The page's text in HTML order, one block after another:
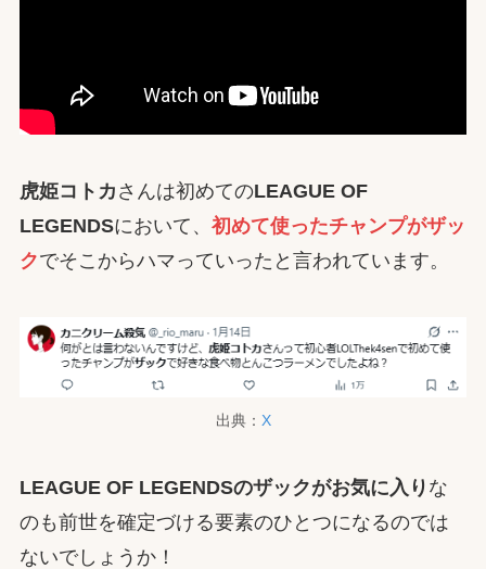
虎姫コトカ さんは初めてのLEAGUE OF
LEGENDSにおいて、 初めて使ったチャンプがザッ
クでそこからハマっていったと言われています。
出典： X
LEAGUE OF LEGENDSのザックがお気に入り な
のも前世を確定づける要素のひとつになるのでは
ないでしょうか！